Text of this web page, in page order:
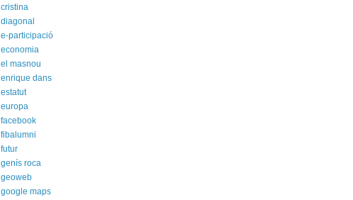
cristina
diagonal
e-participació
economia
el masnou
enrique dans
estatut
europa
facebook
fibalumni
futur
genís roca
geoweb
google maps